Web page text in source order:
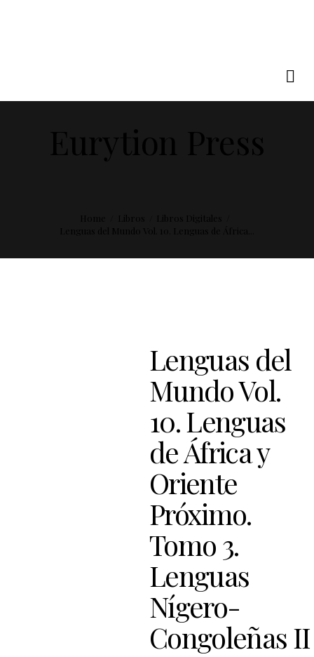
Lenguas del
Mundo Vol.
10. Lenguas
de África y
Oriente
Próximo.
Tomo 3.
Lenguas
Nígero-
Congoleñas II